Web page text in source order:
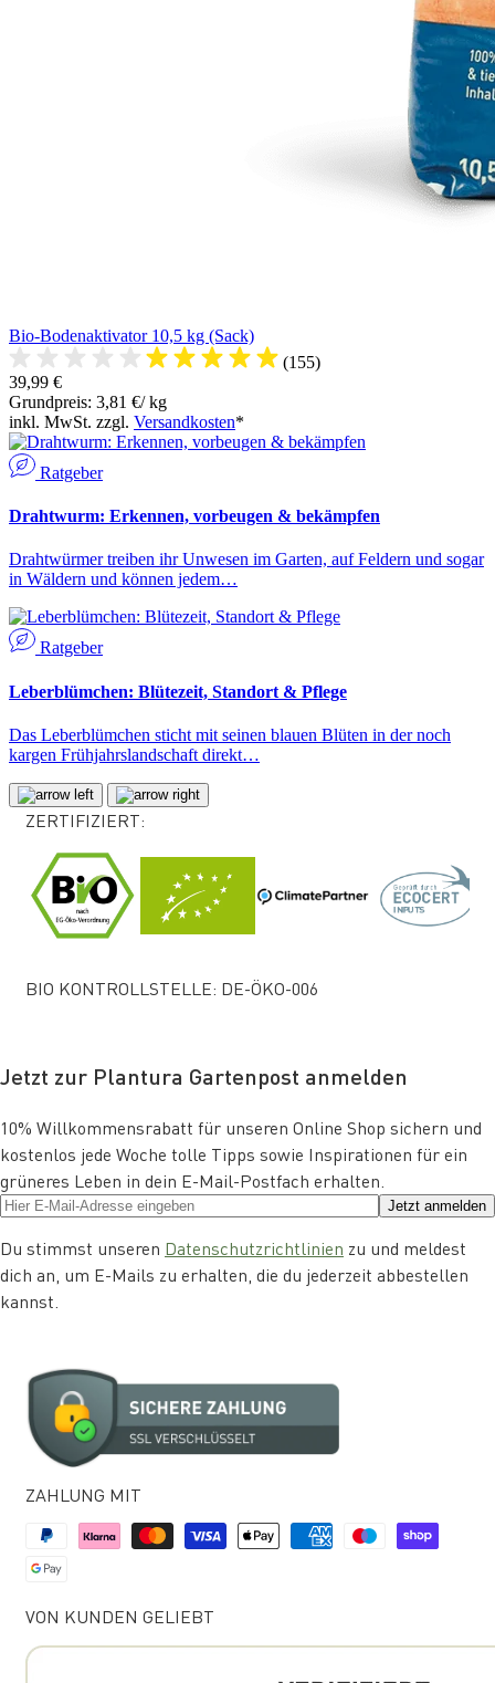
Bio-Bodenaktivator 10,5 kg (Sack)
(155)
39,99 €
Grundpreis: 3,81 €/ kg
inkl. MwSt. zzgl. Versandkosten*
Ratgeber
Drahtwurm: Erkennen, vorbeugen & bekämpfen
Drahtwürmer treiben ihr Unwesen im Garten, auf Feldern und sogar
in Wäldern und können jedem…
Ratgeber
Leberblümchen: Blütezeit, Standort & Pflege
Das Leberblümchen sticht mit seinen blauen Blüten in der noch
kargen Frühjahrslandschaft direkt…
ZERTIFIZIERT:
BIO KONTROLLSTELLE: DE-ÖKO-006
Jetzt zur Plantura Gartenpost anmelden
10% Willkommensrabatt für unseren Online Shop sichern und
kostenlos jede Woche tolle Tipps sowie Inspirationen für ein
grüneres Leben in dein E-Mail-Postfach erhalten.
Jetzt anmelden
Du stimmst unseren Datenschutzrichtlinien zu und meldest
dich an, um E-Mails zu erhalten, die du jederzeit abbestellen
kannst.
ZAHLUNG MIT
VON KUNDEN GELIEBT